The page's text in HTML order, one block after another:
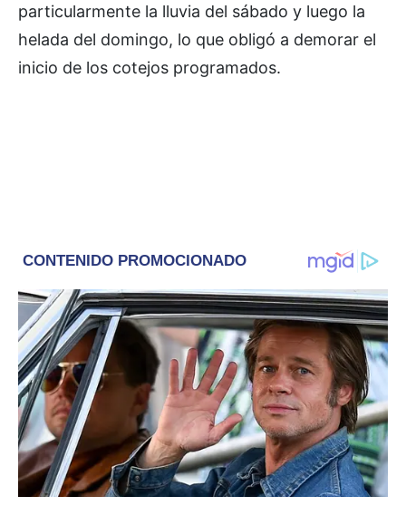
particularmente la lluvia del sábado y luego la
helada del domingo, lo que obligó a demorar el
inicio de los cotejos programados.